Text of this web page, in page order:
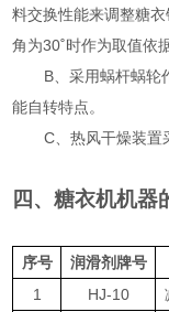
料交换性能来调整糖
角为30˚时作为取值依据
B 、采用蜗杆蜗
能自转特点。
C 、热风干燥装置
四、糖衣机机器
序号 润滑剂牌号
1
HJ-10